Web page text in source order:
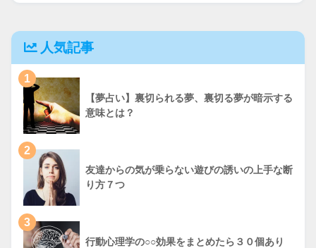
人気記事
1
【夢占い】裏切られる夢、裏切る夢が暗示する
意味とは？
2
友達からの気が乗らない遊びの誘いの上手な断
り方７つ
3
行動心理学の○○効果をまとめたら３０個あり